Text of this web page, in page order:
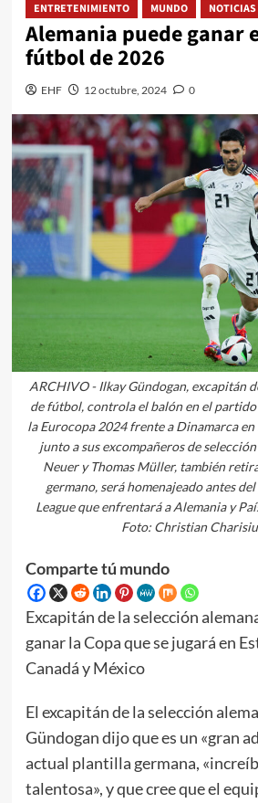
ENTRETENIMIENTO MUNDO NOTICIAS
Alemania puede ganar
fútbol de 2026
EHF 12 octubre, 2024 0
ARCHIVO - Ilkay Gündogan, excapitán
de fútbol, controla el balón en el partido
la Eurocopa 2024 frente a Dinamarca
junto a sus excompañeros de
Neuer y Thomas Müller, también
germano, será homenajeado antes
League que enfrentará a Alemania y
Foto: Christian
Comparte tú mundo
Excapitán de la selección
ganar la Copa que se jugará en
Canadá y México
El excapitán de la selección
Gündogan dijo que es un «gran
actual plantilla germana,
talentosa», y que cree que el